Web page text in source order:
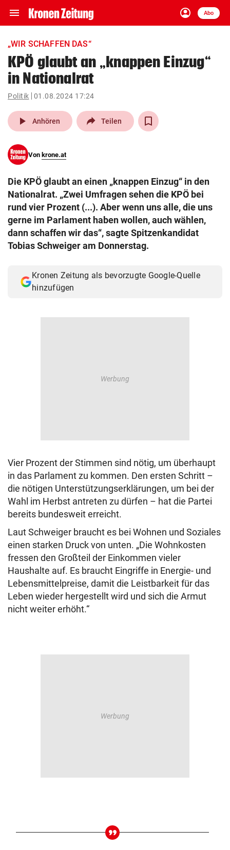
menu Navigation
ein-/ausklappen
account_circle
Anmelden
Abo
close Schließen
account_circle Anmelden
pin_drop
Wien arrow_right
search
Suchbegriff
eingeben
© Krone Multimedia GmbH & Co KG 2026
Muthgasse 2, 1190 Wien
„WIR SCHAFFEN DAS“
KPÖ glaubt an „knappen Einzug“
in Nationalrat
Politik 01.08.2024 17:24
play_arrow Anhören Teilen
Von krone.at
Die KPÖ glaubt an einen „knappen Einzug“ in den
Nationalrat. „Zwei Umfragen sehen die KPÖ bei
rund vier Prozent (...). Aber wenn uns alle, die uns
gerne im Parlament haben wollen, auch wählen,
dann schaffen wir das“, sagte Spitzenkandidat
Tobias Schweiger am Donnerstag.
Kronen Zeitung als bevorzugte Google-Quelle
hinzufügen
Vier Prozent der Stimmen sind nötig, um überhaupt
in das Parlament zu kommen. Den ersten Schritt –
die nötigen Unterstützungserklärungen, um bei der
Wahl im Herbst antreten zu dürfen – hat die Partei
bereits bundesweit erreicht.
Laut Schweiger braucht es bei Wohnen und Soziales
einen starken Druck von unten. „Die Wohnkosten
fressen den Großteil der Einkommen vieler
Haushalte auf. Es braucht Eingriffe in Energie- und
Lebensmittelpreise, damit die Leistbarkeit für das
Leben wieder hergestellt wird und sich die Armut
nicht weiter erhöht.“